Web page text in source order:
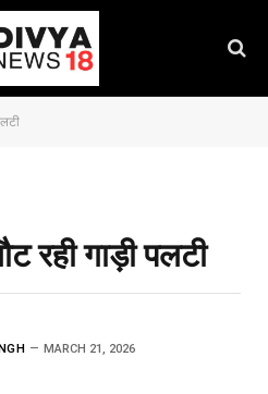
रही गाड़ी पलटी
MARCH 21, 2026